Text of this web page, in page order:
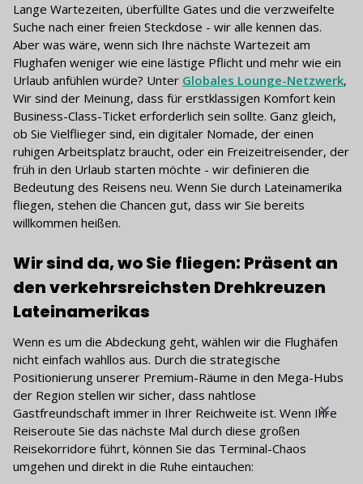
Lange Wartezeiten, überfüllte Gates und die verzweifelte
Suche nach einer freien Steckdose - wir alle kennen das.
Aber was wäre, wenn sich Ihre nächste Wartezeit am
Flughafen weniger wie eine lästige Pflicht und mehr wie ein
Urlaub anfühlen würde? Unter Globales Lounge-Netzwerk,
Wir sind der Meinung, dass für erstklassigen Komfort kein
Business-Class-Ticket erforderlich sein sollte. Ganz gleich,
ob Sie Vielflieger sind, ein digitaler Nomade, der einen
ruhigen Arbeitsplatz braucht, oder ein Freizeitreisender, der
früh in den Urlaub starten möchte - wir definieren die
Bedeutung des Reisens neu. Wenn Sie durch Lateinamerika
fliegen, stehen die Chancen gut, dass wir Sie bereits
willkommen heißen.
Wir sind da, wo Sie fliegen: Präsent an
den verkehrsreichsten Drehkreuzen
Lateinamerikas
Wenn es um die Abdeckung geht, wählen wir die Flughäfen
nicht einfach wahllos aus. Durch die strategische
Positionierung unserer Premium-Räume in den Mega-Hubs
der Region stellen wir sicher, dass nahtlose
Gastfreundschaft immer in Ihrer Reichweite ist. Wenn Ihre
Reiseroute Sie das nächste Mal durch diese großen
Reisekorridore führt, können Sie das Terminal-Chaos
umgehen und direkt in die Ruhe eintauchen: